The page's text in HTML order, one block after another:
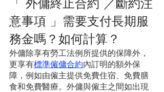
「 外傭終止合約 ／斷約注
意事項 」需要支付長期服
務金嗎？如何計算？
外傭除享有勞工法例所提供的保障外，
更享有標準僱傭合約內訂明的額外保
障，例如由僱主提供免費住宿、免費膳
食和免費醫療。外傭與僱主之間如出現